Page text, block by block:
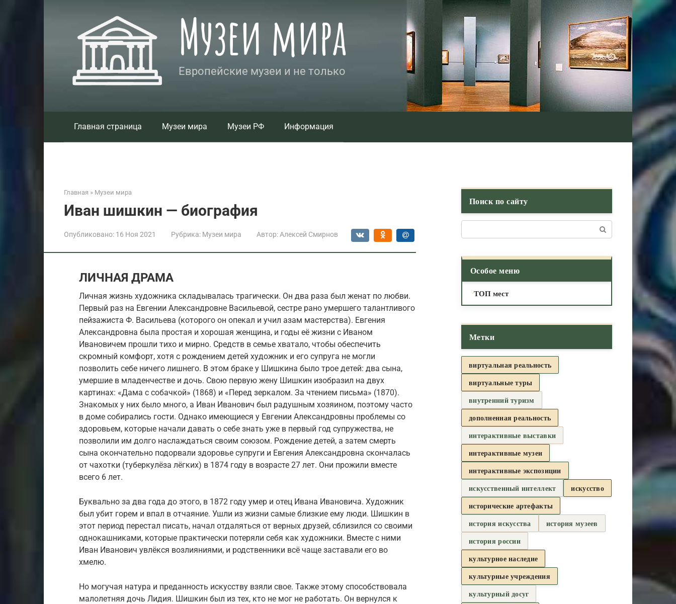
Музеи мира
Европейские музеи и не только
Главная страница Музеи мира Музеи РФ Информация
Главная » Музеи мира
Иван шишкин — биография
Опубликовано: 16 Ноя 2021 Рубрика: Музеи мира Автор: Алексей Смирнов
ЛИЧНАЯ ДРАМА
Личная жизнь художника складывалась трагически. Он два раза был женат по любви.
Первый раз на Евгении Александровне Васильевой, сестре рано умершего талантливого
пейзажиста Ф. Васильева (которого он опекал и учил азам мастерства). Евгения
Александровна была простая и хорошая женщина, и годы её жизни с Иваном
Ивановичем прошли тихо и мирно. Средств в семье хватало, чтобы обеспечить
скромный комфорт, хотя с рождением детей художник и его супруга не могли
позволить себе ничего лишнего. В этом браке у Шишкина было трое детей: два сына,
умершие в младенчестве и дочь. Свою первую жену Шишкин изобразил на двух
картинах: «Дама с собачкой» (1868) и «Перед зеркалом. За чтением письма» (1870).
Знакомых у них было много, а Иван Иванович был радушным хозяином, поэтому часто
в доме собирались гости. Однако имеющиеся у Евгении Александровны проблемы со
здоровьем, которые начали давать о себе знать уже в первый год супружества, не
позволили им долго наслаждаться своим союзом. Рождение детей, а затем смерть
сына окончательно подорвали здоровье супруги и Евгения Александровна скончалась
от чахотки (туберкулёза лёгких) в 1874 году в возрасте 27 лет. Они прожили вместе
всего 6 лет.
Буквально за два года до этого, в 1872 году умер и отец Ивана Ивановича. Художник
был убит горем и впал в отчаяние. Ушли из жизни самые близкие ему люди. Шишкин в
этот период перестал писать, начал отдаляться от верных друзей, сблизился со своими
однокашниками, которые практически потеряли себя как художники. Вместе с ними
Иван Иванович увлёкся возлияниями, и родственники всё чаще заставали его во
хмелю.
Но могучая натура и преданность искусству взяли свое. Также этому способствовала
малолетняя дочь Лидия. Шишкин был из тех, кто не мог не работать. Он вернулся к
Поиск по сайту
Особое меню
ТОП мест
Метки
виртуальная реальность
виртуальные туры
внутренний туризм
дополненная реальность
интерактивные выставки
интерактивные музеи
интерактивные экспозиции
искусственный интеллект
искусство
исторические артефакты
история искусства
история музеев
история россии
культурное наследие
культурные учреждения
культурный досуг